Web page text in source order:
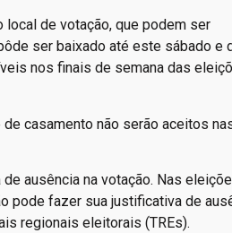
local de votação, que podem ser
ser baixado até este sábado e
nos finais de semana das
casamento não serão aceitos
ausência na votação. Nas
pode fazer sua justificativa de
regionais eleitorais (TREs).